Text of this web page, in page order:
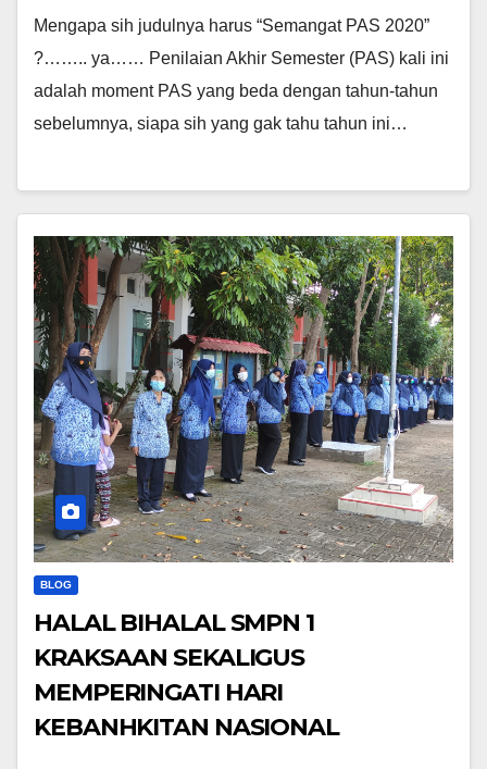
Mengapa sih judulnya harus “Semangat PAS 2020”
?…….. ya…… Penilaian Akhir Semester (PAS) kali ini
adalah moment PAS yang beda dengan tahun-tahun
sebelumnya, siapa sih yang gak tahu tahun ini…
BLOG
HALAL BIHALAL SMPN 1
KRAKSAAN SEKALIGUS
MEMPERINGATI HARI
KEBANHKITAN NASIONAL